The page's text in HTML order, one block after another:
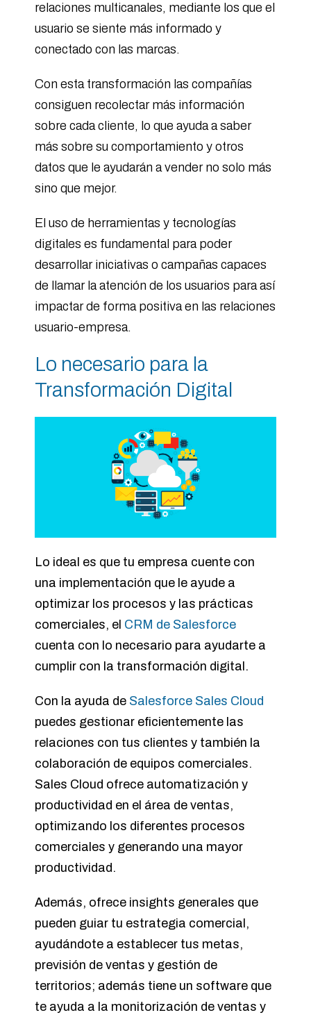
relaciones multicanales, mediante los que el
usuario se siente más informado y
conectado con las marcas.
Con esta transformación las compañías
consiguen recolectar más información
sobre cada cliente, lo que ayuda a saber
más sobre su comportamiento y otros
datos que le ayudarán a vender no solo más
sino que mejor.
El uso de herramientas y tecnologías
digitales es fundamental para poder
desarrollar iniciativas o campañas capaces
de llamar la atención de los usuarios para así
impactar de forma positiva en las relaciones
usuario-empresa.
Lo necesario para la
Transformación Digital
Lo ideal es que tu empresa cuente con
una implementación que le ayude a
optimizar los procesos y las prácticas
comerciales, el CRM de Salesforce
cuenta con lo necesario para ayudarte a
cumplir con la transformación digital.
Con la ayuda de Salesforce Sales Cloud
puedes gestionar eficientemente las
relaciones con tus clientes y también la
colaboración de equipos comerciales.
Sales Cloud ofrece automatización y
productividad en el área de ventas,
optimizando los diferentes procesos
comerciales y generando una mayor
productividad.
Además, ofrece insights generales que
pueden guiar tu estrategia comercial,
ayudándote a establecer tus metas,
previsión de ventas y gestión de
territorios; además tiene un software que
te ayuda a la monitorización de ventas y